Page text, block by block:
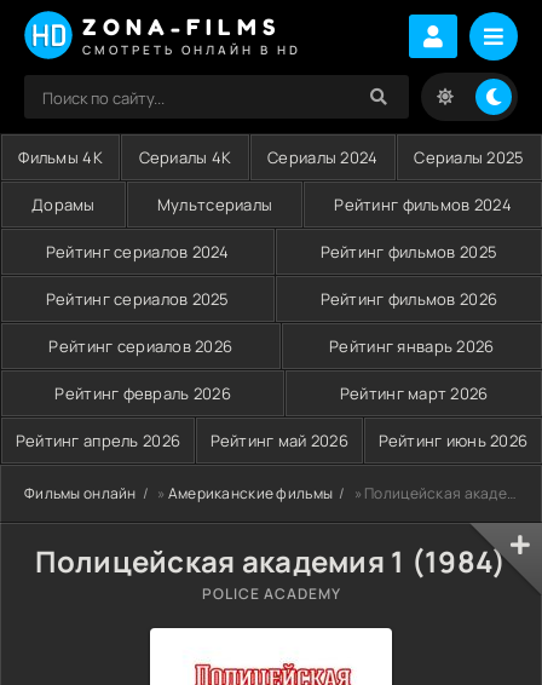
ZONA-FILMS
СМОТРЕТЬ ОНЛАЙН В HD
Фильмы 4K Сериалы 4K Сериалы 2024 Сериалы 2025
Дорамы Мультсериалы Рейтинг фильмов 2024
Рейтинг сериалов 2024 Рейтинг фильмов 2025
Рейтинг сериалов 2025 Рейтинг фильмов 2026
Рейтинг сериалов 2026 Рейтинг январь 2026
Рейтинг февраль 2026 Рейтинг март 2026
Рейтинг апрель 2026 Рейтинг май 2026 Рейтинг июнь 2026
Фильмы онлайн » Американские фильмы » Полицейская академия 1 (1984)
Полицейская академия 1 (1984)
POLICE ACADEMY